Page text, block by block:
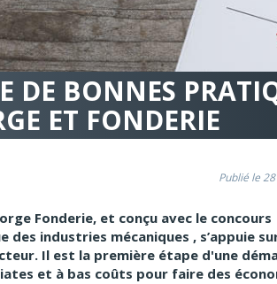
BONNES
ET FONDERIE
Publié le
Fonderie, et conçu avec le concours
des industries mécaniques , s’appuie
Il est la première étape d'une
et à bas coûts pour faire des